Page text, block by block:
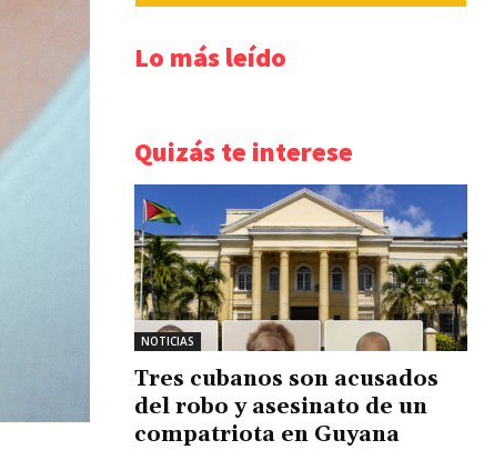
Lo más leído
Quizás te interese
NOTICIAS
Tres cubanos son acusados
del robo y asesinato de un
compatriota en Guyana